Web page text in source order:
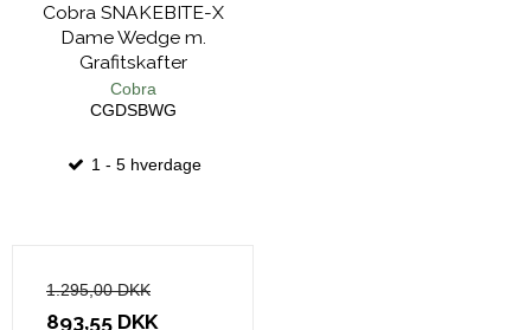
Cobra SNAKEBITE-X
Dame Wedge m.
Grafitskafter
Cobra
CGDSBWG
1 - 5 hverdage
1.295,00 DKK
893,55 DKK